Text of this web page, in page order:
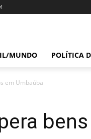
MUNDO POLÍTICA
em Umbaúba